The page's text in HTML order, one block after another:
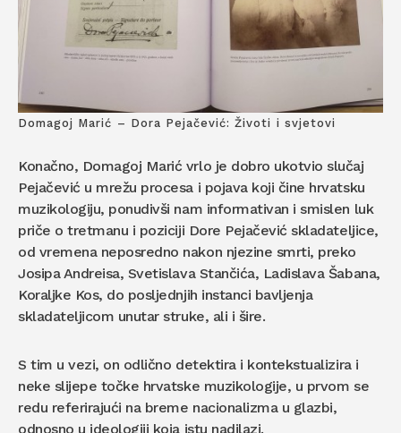
Domagoj Marić – Dora Pejačević: Životi i svjetovi
Konačno, Domagoj Marić vrlo je dobro ukotvio slučaj
Pejačević u mrežu procesa i pojava koji čine hrvatsku
muzikologiju, ponudivši nam informativan i smislen luk
priče o tretmanu i poziciji Dore Pejačević skladateljice,
od vremena neposredno nakon njezine smrti, preko
Josipa Andreisa, Svetislava Stančića, Ladislava Šabana,
Koraljke Kos, do posljednjih instanci bavljenja
skladateljicom unutar struke, ali i šire.
S tim u vezi, on odlično detektira i kontekstualizira i
neke slijepe točke hrvatske muzikologije, u prvom se
redu referirajući na breme nacionalizma u glazbi,
odnosno u ideologiji koja istu nadilazi.